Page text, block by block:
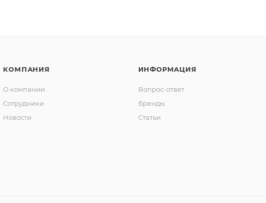
КОМПАНИЯ
О компании
Сотрудники
Новости
ИНФОРМАЦИЯ
Вопрос-ответ
Бренды
Статьи